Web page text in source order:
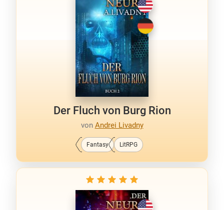
Der Fluch von Burg Rion
von Andrei Livadny
Fantasy LitRPG